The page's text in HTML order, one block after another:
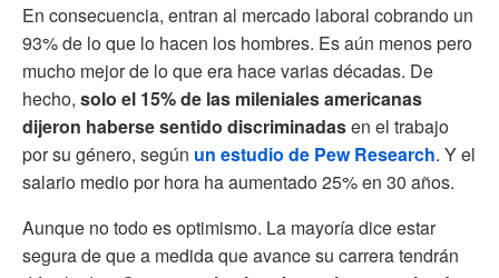
En consecuencia, entran al mercado laboral cobrando un
93% de lo que lo hacen los hombres. Es aún menos pero
mucho mejor de lo que era hace varias décadas. De
hecho, solo el 15% de las mileniales americanas
dijeron haberse sentido discriminadasen el trabajo
por su género, según un estudio de Pew Research. Y el
salario medio por hora ha aumentado 25% en 30 años.
Aunque no todo es optimismo. La mayoría dice estar
segura de que a medida que avance su carrera tendrán